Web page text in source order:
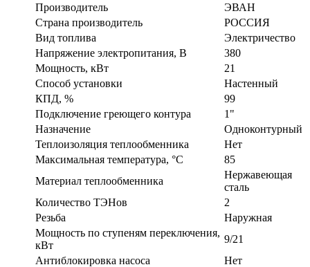
Производитель
ЭВАН
Страна производитель
РОССИЯ
Вид топлива
Электричество
Напряжение электропитания, В
380
Мощность, кВт
21
Способ установки
Настенный
КПД, %
99
Подключение греющего контура
1"
Назначение
Одноконтурный
Теплоизоляция теплообменника
Нет
Максимальная температура, °C
85
Материал теплообменника
Нержавеющая
сталь
Количество ТЭНов
2
Резьба
Наружная
Мощность по ступеням переключения,
кВт
9/21
Антиблокировка насоса
Нет